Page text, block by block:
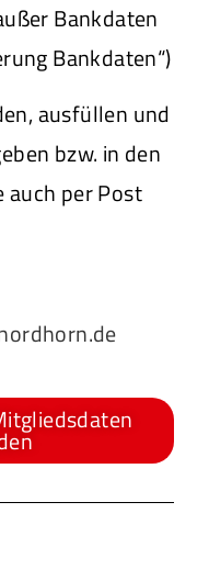
Bankdaten
Bankdaten“)
ausfüllen und
bzw. in den
auch per Post